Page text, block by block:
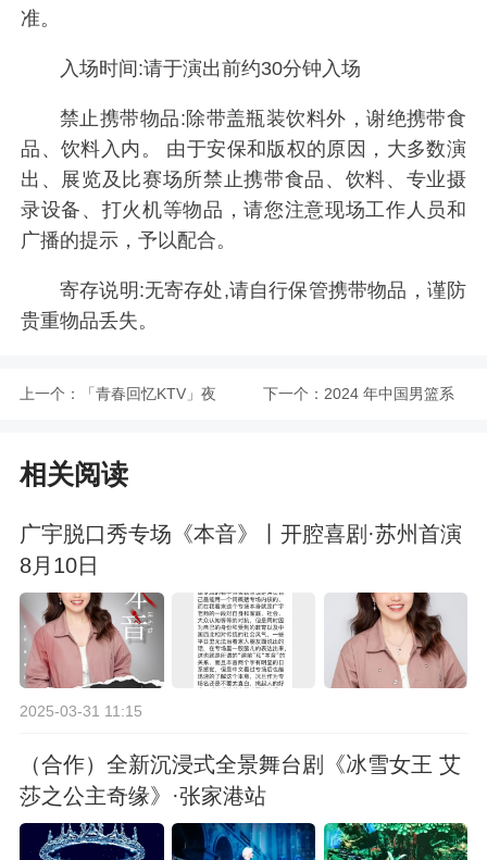
准。
入场时间:请于演出前约30分钟入场
禁止携带物品:除带盖瓶装饮料外，谢绝携带食
品、饮料入内。 由于安保和版权的原因，大多数演
出、展览及比赛场所禁止携带食品、饮料、专业摄
录设备、打火机等物品，请您注意现场工作人员和
广播的提示，予以配合。
寄存说明:无寄存处,请自行保管携带物品，谨防
贵重物品丢失。
上一个： 「青春回忆KTV」夜 下一个： 2024 年中国男篮系
相关阅读
广宇脱口秀专场《本音》丨开腔喜剧·苏州首演
8月10日
2025-03-31 11:15
（合作）全新沉浸式全景舞台剧《冰雪女王 艾
莎之公主奇缘》·张家港站